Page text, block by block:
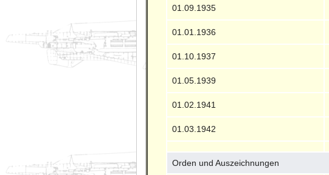
01.09.1935
01.01.1936
01.10.1937
01.05.1939
01.02.1941
01.03.1942
Orden und Auszeichnungen